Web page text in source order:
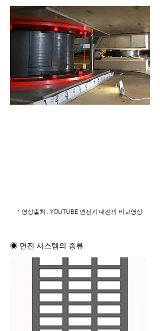
* 영상출처 : YOUTUBE 면진과 내진의 비교영상
◉ 면진 시스템의 종류